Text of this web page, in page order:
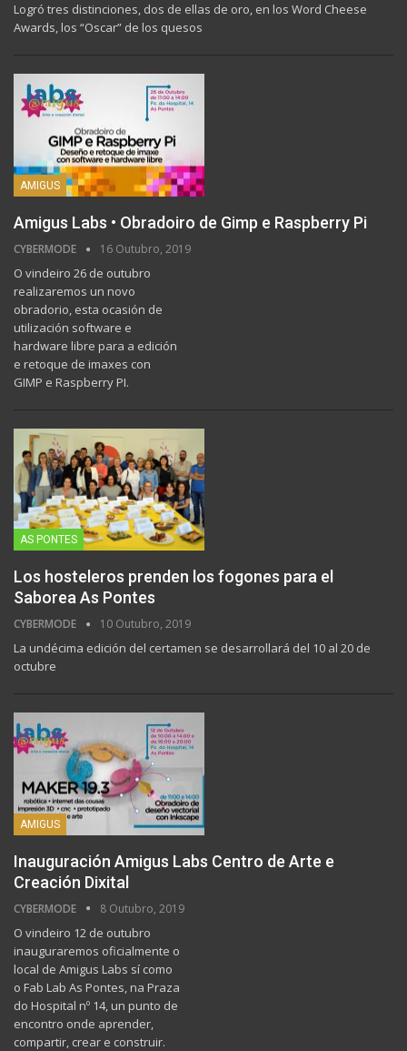
Logró tres distinciones, dos de ellas de oro, en los Word Cheese
Awards, los “Oscar” de los quesos
AMIGUS
Amigus Labs • Obradoiro de Gimp e Raspberry Pi
CYBERMODE 16 Outubro, 2019
O vindeiro 26 de outubro
realizaremos un novo
obradorio, esta ocasión de
utilización software e
hardware libre para a edición
e retoque de imaxes con
GIMP e Raspberry PI.
AS PONTES
Los hosteleros prenden los fogones para el
Saborea As Pontes
CYBERMODE 10 Outubro, 2019
La undécima edición del certamen se desarrollará del 10 al 20 de
octubre
AMIGUS
Inauguración Amigus Labs Centro de Arte e
Creación Dixital
CYBERMODE 8 Outubro, 2019
O vindeiro 12 de outubro
inauguraremos oficialmente o
local de Amigus Labs sí como
o Fab Lab As Pontes, na Praza
do Hospital nº 14, un punto de
encontro onde aprender,
compartir, crear e construir.